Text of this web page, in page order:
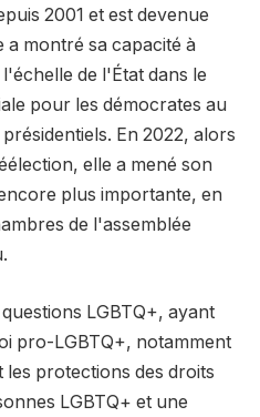
2001 et est devenue
a montré sa capacité à
de l'État dans le
pour les démocrates au
En 2022, alors
elle a mené son
plus importante, en
de l'assemblée
LGBTQ+, ayant
pro-LGBTQ+, notamment
les protections des droits
LGBTQ+ et une